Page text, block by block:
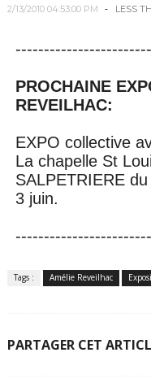
2/13/2010 04:53:00 PM LESS
PROCHAINE
REVEILHAC:
EXPO collective
La chapelle St
SALPETRIERE
3 juin.
Tags : Amélie Reveilhac
PARTAGER CET